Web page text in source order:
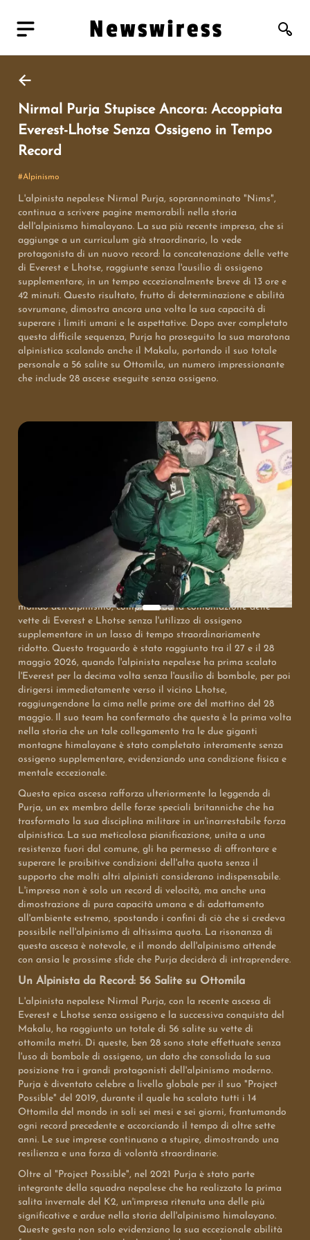
Nirmal Purja Stupisce Ancora: Accoppiata
Everest-Lhotse Senza Ossigeno in Tempo
Record
#Alpinismo
L'alpinista nepalese Nirmal Purja, soprannominato "Nims",
continua a scrivere pagine memorabili nella storia
dell'alpinismo himalayano. La sua più recente impresa, che si
aggiunge a un curriculum già straordinario, lo vede
protagonista di un nuovo record: la concatenazione delle vette
di Everest e Lhotse, raggiunte senza l'ausilio di ossigeno
supplementare, in un tempo eccezionalmente breve di 13 ore e
42 minuti. Questo risultato, frutto di determinazione e abilità
sovrumane, dimostra ancora una volta la sua capacità di
superare i limiti umani e le aspettative. Dopo aver completato
questa difficile sequenza, Purja ha proseguito la sua maratona
alpinistica scalando anche il Makalu, portando il suo totale
personale a 56 salite su Ottomila, un numero impressionante
che include 28 ascese eseguite senza ossigeno.
L'Incredibile Accoppiata Everest-Lhotse Senza
Nirmal Purja ha realizzato un'impresa senza precedenti nel
mondo dell'alpinismo, completando la combinazione delle
vette di Everest e Lhotse senza l'utilizzo di ossigeno
supplementare in un lasso di tempo straordinariamente
ridotto. Questo traguardo è stato raggiunto tra il 27 e il 28
maggio 2026, quando l'alpinista nepalese ha prima scalato
l'Everest per la decima volta senza l'ausilio di bombole, per poi
dirigersi immediatamente verso il vicino Lhotse,
raggiungendone la cima nelle prime ore del mattino del 28
maggio. Il suo team ha confermato che questa è la prima volta
nella storia che un tale collegamento tra le due giganti
montagne himalayane è stato completato interamente senza
ossigeno supplementare, evidenziando una condizione fisica e
mentale eccezionale.
Questa epica ascesa rafforza ulteriormente la leggenda di
Purja, un ex membro delle forze speciali britanniche che ha
trasformato la sua disciplina militare in un'inarrestabile forza
alpinistica. La sua meticolosa pianificazione, unita a una
resistenza fuori dal comune, gli ha permesso di affrontare e
superare le proibitive condizioni dell'alta quota senza il
supporto che molti altri alpinisti considerano indispensabile.
L'impresa non è solo un record di velocità, ma anche una
dimostrazione di pura capacità umana e di adattamento
all'ambiente estremo, spostando i confini di ciò che si credeva
possibile nell'alpinismo di altissima quota. La risonanza di
questa ascesa è notevole, e il mondo dell'alpinismo attende
con ansia le prossime sfide che Purja deciderà di intraprendere.
Un Alpinista da Record: 56 Salite su Ottomila
L'alpinista nepalese Nirmal Purja, con la recente ascesa di
Everest e Lhotse senza ossigeno e la successiva conquista del
Makalu, ha raggiunto un totale di 56 salite su vette di
ottomila metri. Di queste, ben 28 sono state effettuate senza
l'uso di bombole di ossigeno, un dato che consolida la sua
posizione tra i grandi protagonisti dell'alpinismo moderno.
Purja è diventato celebre a livello globale per il suo "Project
Possible" del 2019, durante il quale ha scalato tutti i 14
Ottomila del mondo in soli sei mesi e sei giorni, frantumando
ogni record precedente e accorciando il tempo di oltre sette
anni. Le sue imprese continuano a stupire, dimostrando una
resilienza e una forza di volontà straordinarie.
Oltre al "Project Possible", nel 2021 Purja è stato parte
integrante della squadra nepalese che ha realizzato la prima
salita invernale del K2, un'impresa ritenuta una delle più
significative e ardue nella storia dell'alpinismo himalayano.
Queste gesta non solo evidenziano la sua eccezionale abilità